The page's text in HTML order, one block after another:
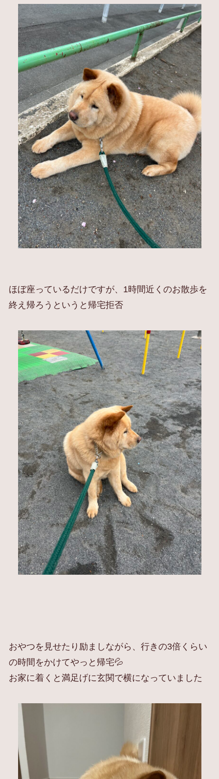
ほぼ座っているだけですが、1時間近くのお散歩を
終え帰ろうというと帰宅拒否
おやつを見せたり励ましながら、行きの3倍くらい
の時間をかけてやっと帰宅💦
お家に着くと満足げに玄関で横になっていました